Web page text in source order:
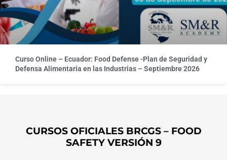
Curso Online – Ecuador: Food Defense -Plan de Seguridad y
Defensa Alimentaria en las Industrias – Septiembre 2026
CURSOS OFICIALES BRCGS – FOOD
SAFETY VERSIÓN 9